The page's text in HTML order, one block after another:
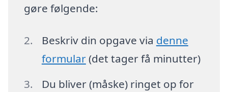
gøre følgende:
Beskriv din opgave via denne
formular(det tager få minutter)
Du bliver (måske) ringet op for